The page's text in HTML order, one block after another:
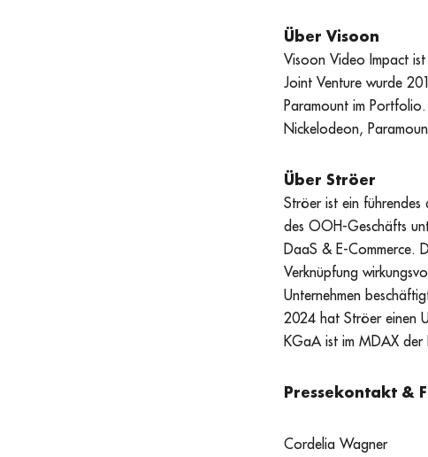
Über Visoon
Visoon Video Impact
Joint Venture wurde
Paramount im
Nickelodeon,
Über Ströer
Ströer ist ein führendes
des OOH-Geschäfts
DaaS & E-Commerce.
Verknüpfung
Unternehmen
2024 hat Ströer einen
KGaA ist im MDAX
Pressekontakt &
Cordelia Wagner